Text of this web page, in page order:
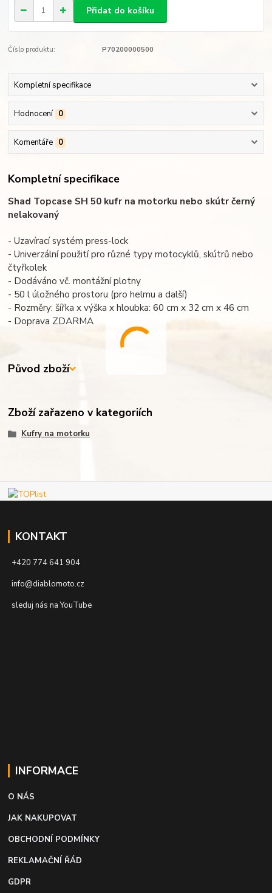
Přidat do košíku
Číslo produktu: P70200000500
Kompletní specifikace
Hodnocení 0
Komentáře 0
Kompletní specifikace
Shad Topcase SH 50 kufr na motorku nebo skútr černý
nelakovaný
- Uzavírací systém press-lock
- Univerzální použití pro různé typy motocyklů, skútrů nebo
čtyřkolek
- Dodáváno vč. montážní plotny
- 50 l úložného prostoru (pro helmu a další)
- Rozměry: šířka x výška x hloubka: 60 cm x 32 cm x 46 cm
- Doprava ZDARMA
Původ zboží
Zboží zařazeno v kategoriích
Kufry na motorku
KONTAKT
+420 774 641 904
info@diablomoto.cz
sleduj nás na YouTube
INFORMACE
O NÁS
JAK NAKUPOVAT
OBCHODNÍ PODMÍNKY
REKLAMAČNÍ ŘÁD
GDPR